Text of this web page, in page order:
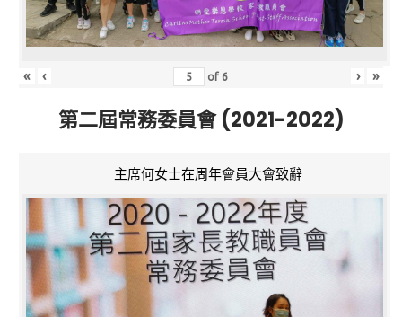
« ‹ of 6 › »
第二屆常務委員會 (2021-2022)
主席何女士在周年會員大會致辭